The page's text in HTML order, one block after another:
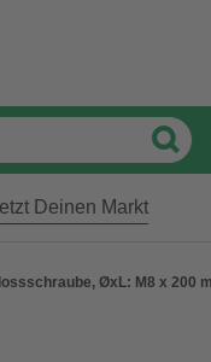
Deinen Markt
ØxL: M8 x 200